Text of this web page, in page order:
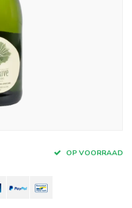
OP VOORRAAD